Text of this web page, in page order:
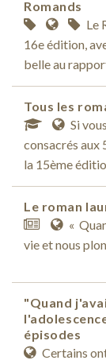
Romands
Le
16e édition,
belle au
Tous les
Si
consacrés aux
la 15ème
Le roman
«
vie et nous
"Quand
épisodes
Certains